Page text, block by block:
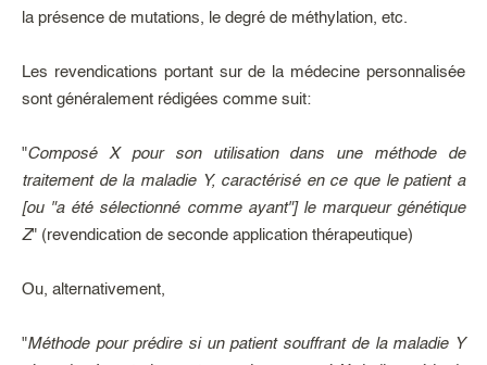
la présence de mutations, le degré de méthylation, etc.
Les revendications portant sur de la médecine personnalisée
sont généralement rédigées comme suit:
"Composé X pour son utilisation dans une méthode de
traitement de la maladie Y, caractérisé en ce que le patient a
[ou "a été sélectionné comme ayant"] le marqueur génétique
Z" (revendication de seconde application thérapeutique)
Ou, alternativement,
"Méthode pour prédire si un patient souffrant de la maladie Y